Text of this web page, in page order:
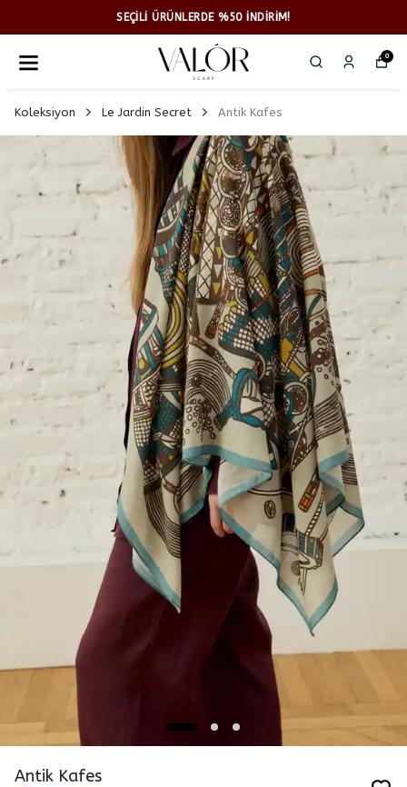
SEÇİLİ ÜRÜNLERDE %50 İNDİRİM!
0
Koleksiyon Le Jardin Secret Antik Kafes
Antik Kafes